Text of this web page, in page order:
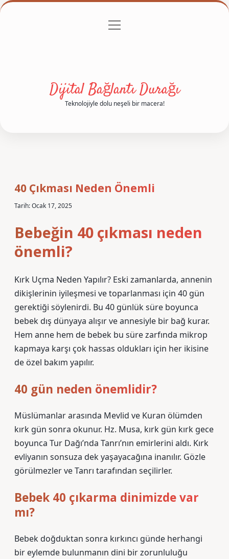
Gizlilik Politikası
menüyü
Dijital Bağlantı Durağı
Teknolojiyle dolu neşeli bir macera!
40 Çıkması Neden Önemli
Tarih: Ocak 17, 2025
Bebeğin 40 çıkması neden
önemli?
Kırk Uçma Neden Yapılır? Eski zamanlarda, annenin
dikişlerinin iyileşmesi ve toparlanması için 40 gün
gerektiği söylenirdi. Bu 40 günlük süre boyunca
bebek dış dünyaya alışır ve annesiyle bir bağ kurar.
Hem anne hem de bebek bu süre zarfında mikrop
kapmaya karşı çok hassas oldukları için her ikisine
de özel bakım yapılır.
40 gün neden önemlidir?
Müslümanlar arasında Mevlid ve Kuran ölümden
kırk gün sonra okunur. Hz. Musa, kırk gün kırk gece
boyunca Tur Dağı’nda Tanrı’nın emirlerini aldı. Kırk
evliyanın sonsuza dek yaşayacağına inanılır. Gözle
görülmezler ve Tanrı tarafından seçilirler.
Bebek 40 çıkarma dinimizde var
mı?
Bebek doğduktan sonra kırkıncı günde herhangi
bir eylemde bulunmanın dini bir zorunluluğu